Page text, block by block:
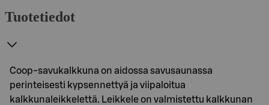
Tuotetiedot
Coop-savukalkkuna on aidossa savusaunassa
perinteisesti kypsennettyä ja viipaloitua
kalkkunaleikkelettä. Leikkele on valmistettu kalkkunan